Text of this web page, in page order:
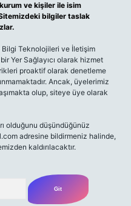
ve kişiler ile isim
bilgiler taslak
Bilgi Teknolojileri ve İletişim
Yer Sağlayıcı olarak hizmet
proaktif olarak denetleme
Ancak, üyelerimiz
olup, siteye üye olarak
olduğunu düşündüğünüz
adresine bildirmeniz halinde,
kaldırılacaktır.